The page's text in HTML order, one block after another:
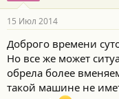
т
е
м
ы
а
л
а
15 Июл 2014
Доброго времени
Но все же может
обрела более
такой машине не